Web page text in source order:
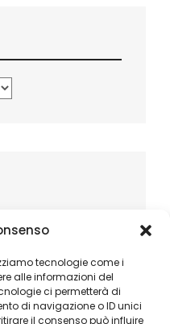
tecnologie come i
alle informazioni del
ci permetterà di
di navigazione o ID unici
il consenso può influire